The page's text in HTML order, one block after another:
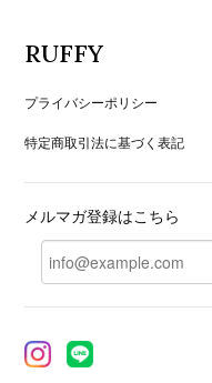
RUFFY
プライバシーポリシー
特定商取引法に基づく表記
メルマガ登録はこちら